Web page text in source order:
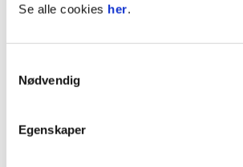
Se alle cookies her.
Nødvendig
Egenskaper
ALLTID SISTE NYTT: